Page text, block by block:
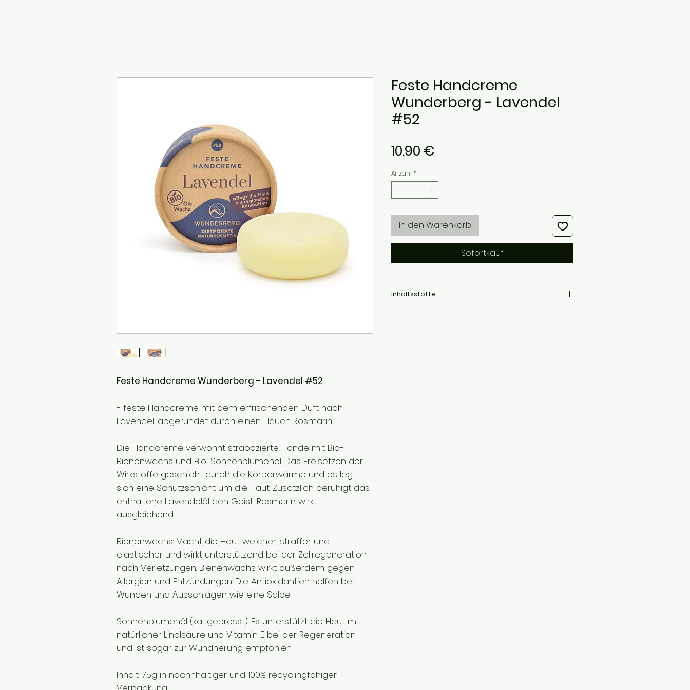
Feste Handcreme Wunderberg - Lavendel #52
- feste Handcreme mit dem erfrischenden Duft nach
Lavendel, abgerundet durch einen Hauch Rosmarin
Die Handcreme verwöhnt strapazierte Hände mit Bio-
Bienenwachs und Bio-Sonnenblumenöl. Das Freisetzen der
Wirkstoffe geschieht durch die Körperwärme und es legt
sich eine Schutzschicht um die Haut. Zusätzlich beruhigt das
enthaltene Lavendelöl den Geist, Rosmarin wirkt
ausgleichend.
Bienenwachs: Macht die Haut weicher, straffer und
elastischer und wirkt unterstützend bei der Zellregeneration
nach Verletzungen. Bienenwachs wirkt außerdem gegen
Allergien und Entzündungen. Die Antioxidantien helfen bei
Wunden und Ausschlägen wie eine Salbe.
Sonnenblumenöl (kaltgepresst): Es unterstützt die Haut mit
natürlicher Linolsäure und Vitamin E bei der Regeneration
und ist sogar zur Wundheilung empfohlen.
Inhalt: 75g in nachhhaltiger und 100% recyclingfähiger
Feste Handcreme
Wunderberg - Lavendel
#52
10,90 €
Anzahl *
In den Warenkorb
Sofortkauf
Inhaltsstoffe